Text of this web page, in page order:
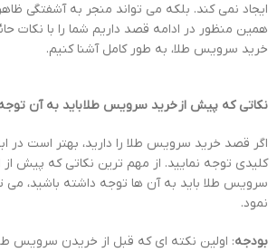
ایجاد نمی کند. بلکه می تواند منجر به آشفتگی
همین منظور در ادامه قصد داریم شما را با نکات
خرید سرویس طلا، به طور کامل آشنا کنیم.
نکاتی که پیش از خرید سرویس طلا باید به آن توجه
اگر قصد خرید سرویس طلا را دارید، بهتر است در
کلیدی توجه نمایید. از مهم ترین نکاتی که پیش
سرویس طلا باید به آن ها توجه داشته باشید، می
نمود.
بودجه: اولین نکته ای که قبل از خریدن سرویس